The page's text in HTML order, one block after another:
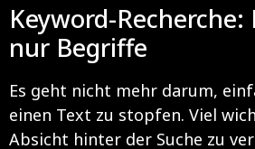
Keyword-Recherche:
nur Begriffe
Es geht nicht mehr darum,
einen Text zu stopfen. Viel
Absicht hinter der Suche zu